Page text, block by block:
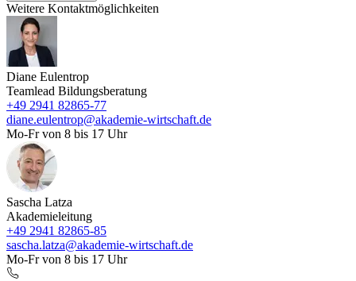
Weitere Kontaktmöglichkeiten
Diane Eulentrop
Teamlead Bildungsberatung
+49 2941 82865-77
diane.eulentrop@akademie-wirtschaft.de
Mo-Fr von 8 bis 17 Uhr
Sascha Latza
Akademieleitung
+49 2941 82865-85
sascha.latza@akademie-wirtschaft.de
Mo-Fr von 8 bis 17 Uhr